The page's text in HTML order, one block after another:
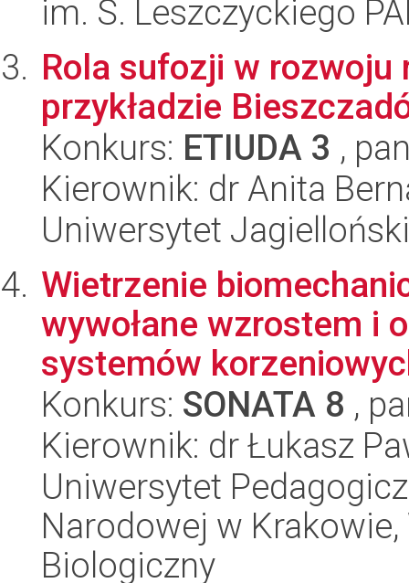
im. S. Leszczyckiego
Rola sufozji w rozwoju
przykładzie
Konkurs: ETIUDA 3 ,
Kierownik: dr Anita
Uniwersytet
Wietrzenie
wywołane wzrostem i
systemów
Konkurs: SONATA 8 ,
Kierownik: dr Łukasz
Uniwersytet
Narodowej w Krakowie,
Biologiczny